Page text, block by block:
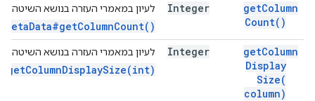
getColumn
Count( )
Integer לעיון במאמרי העזרה בנושא השיטה
getColumn
Display
Size(
column)
Integer לעיון במאמרי העזרה בנושא השיטה